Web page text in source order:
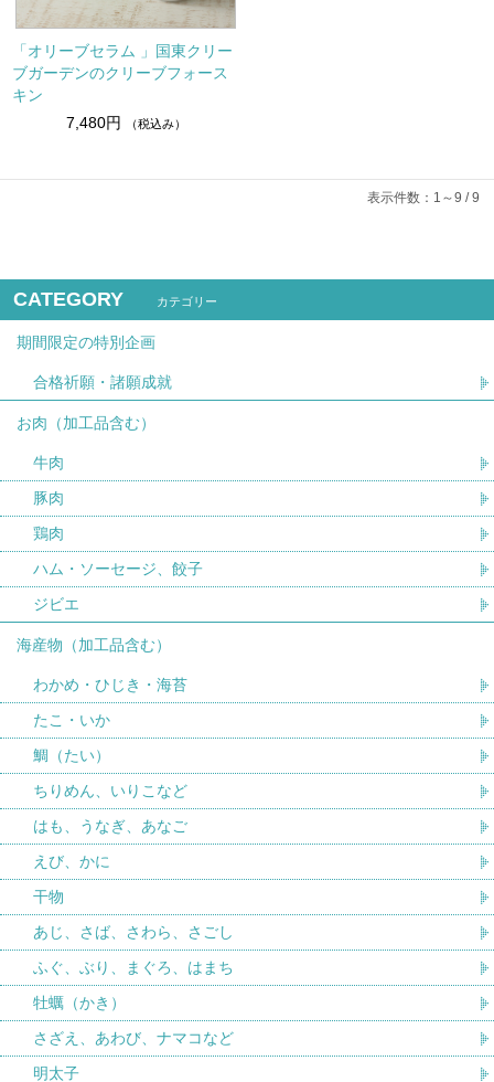
「オリーブセラム 」国東クリー
ブガーデンのクリーブフォース
キン
7,480円
（税込み）
表示件数：1～9 / 9
CATEGORY カテゴリー
期間限定の特別企画
合格祈願・諸願成就
お肉（加工品含む）
牛肉
豚肉
鶏肉
ハム・ソーセージ、餃子
ジビエ
海産物（加工品含む）
わかめ・ひじき・海苔
たこ・いか
鯛（たい）
ちりめん、いりこなど
はも、うなぎ、あなご
えび、かに
干物
あじ、さば、さわら、さごし
ふぐ、ぶり、まぐろ、はまち
牡蠣（かき）
さざえ、あわび、ナマコなど
明太子